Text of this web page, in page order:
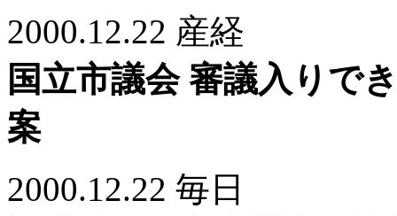
2000.12.22 産経
国立市議会 審議入りで
案
2000.12.22 毎日